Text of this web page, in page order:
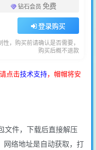
钻石会员 免费
登录购买
，购买前请确认是否需要，
购买后概不退款
点击技术支持，帽帽将安
文件，下载后直接解压
网络地址是自动获取，打